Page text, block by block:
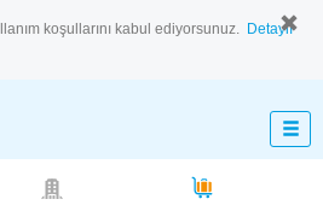
koşullarını kabul ediyorsunuz. Detaylı